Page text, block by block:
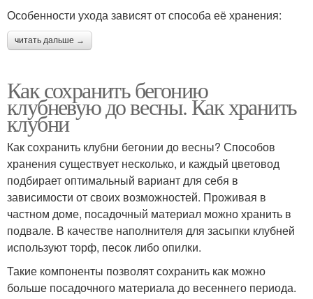
Особенности ухода зависят от способа её хранения:
читать дальше →
Как сохранить бегонию
клубневую до весны. Как хранить
клубни
Как сохранить клубни бегонии до весны? Способов
хранения существует несколько, и каждый цветовод
подбирает оптимальный вариант для себя в
зависимости от своих возможностей. Проживая в
частном доме, посадочный материал можно хранить в
подвале. В качестве наполнителя для засыпки клубней
используют торф, песок либо опилки.
Такие компоненты позволят сохранить как можно
больше посадочного материала до весеннего периода.